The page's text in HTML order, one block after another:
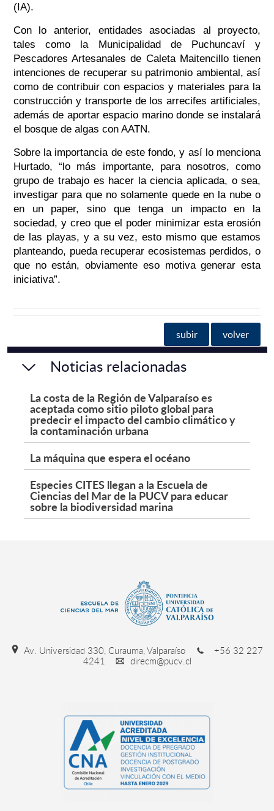
(IA).
Con lo anterior, entidades asociadas al proyecto,
tales como la Municipalidad de Puchuncaví y
Pescadores Artesanales de Caleta Maitencillo tienen
intenciones de recuperar su patrimonio ambiental, así
como de contribuir con espacios y materiales para la
construcción y transporte de los arrecifes artificiales,
además de aportar espacio marino donde se instalará
el bosque de algas con AATN.
Sobre la importancia de este fondo, y así lo menciona
Hurtado,“lo más importante, para nosotros, como
grupo de trabajo es hacer la ciencia aplicada, o sea,
investigar para que no solamente quede en la nube o
en un paper, sino que tenga un impacto en la
sociedad, y creo que el poder minimizar esta erosión
de las playas, y a su vez, esto mismo que estamos
planteando, pueda recuperar ecosistemas perdidos, o
que no están, obviamente eso motiva generar esta
iniciativa”.
subir volver
Noticias relacionadas
La costa de la Región de Valparaíso es
aceptada como sitio piloto global para
predecir el impacto del cambio climático y
la contaminación urbana
La máquina que espera el océano
Especies CITES llegan a la Escuela de
Ciencias del Mar de la PUCV para educar
sobre la biodiversidad marina
Av. Universidad 330, Curauma, Valparaíso
+56 32 227
4241
direcm@pucv.cl